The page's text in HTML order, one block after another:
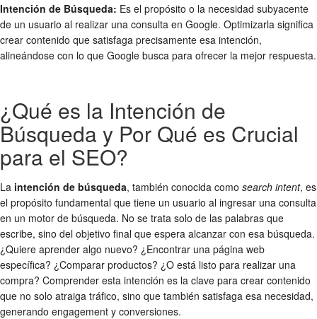
Intención de Búsqueda: Es el propósito o la necesidad subyacente
de un usuario al realizar una consulta en Google. Optimizarla significa
crear contenido que satisfaga precisamente esa intención,
alineándose con lo que Google busca para ofrecer la mejor respuesta.
¿Qué es la Intención de
Búsqueda y Por Qué es Crucial
para el SEO?
La intención de búsqueda, también conocida como search intent, es
el propósito fundamental que tiene un usuario al ingresar una consulta
en un motor de búsqueda. No se trata solo de las palabras que
escribe, sino del objetivo final que espera alcanzar con esa búsqueda.
¿Quiere aprender algo nuevo? ¿Encontrar una página web
específica? ¿Comparar productos? ¿O está listo para realizar una
compra? Comprender esta intención es la clave para crear contenido
que no solo atraiga tráfico, sino que también satisfaga esa necesidad,
generando engagement y conversiones.